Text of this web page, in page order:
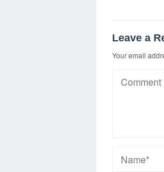
Leave a
Your email